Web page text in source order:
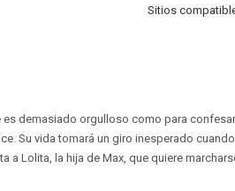
Sitios
es demasiado orgulloso como para
Su vida tomará un giro inesperado
a Lolita, la hija de Max, que quiere